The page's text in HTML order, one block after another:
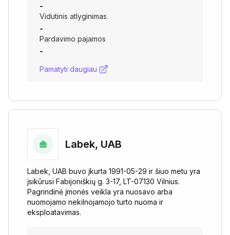
-
Vidutinis atlyginimas
-
Pardavimo pajamos
-
Pamatyti daugiau
Labek, UAB
Labek, UAB buvo įkurta 1991-05-29 ir šiuo metu yra
įsikūrusi Fabijoniškių g. 3-17, LT-07130 Vilnius.
Pagrindinė įmonės veikla yra nuosavo arba
nuomojamo nekilnojamojo turto nuoma ir
eksploatavimas.